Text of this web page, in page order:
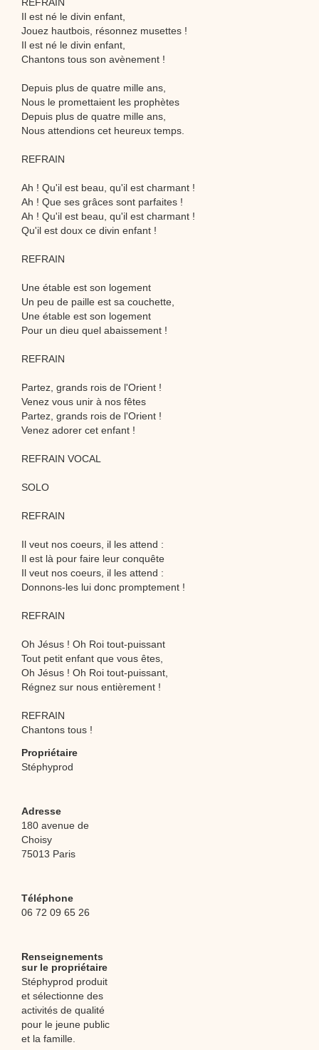
Il est né le divin enfant,
Jouez hautbois, résonnez musettes !
Il est né le divin enfant,
Chantons tous son avènement !
Depuis plus de quatre mille ans,
Nous le promettaient les prophètes
Depuis plus de quatre mille ans,
Nous attendions cet heureux temps.
REFRAIN
Ah ! Qu'il est beau, qu'il est charmant !
Ah ! Que ses grâces sont parfaites !
Ah ! Qu'il est beau, qu'il est charmant !
Qu'il est doux ce divin enfant !
REFRAIN
Une étable est son logement
Un peu de paille est sa couchette,
Une étable est son logement
Pour un dieu quel abaissement !
REFRAIN
Partez, grands rois de l'Orient !
Venez vous unir à nos fêtes
Partez, grands rois de l'Orient !
Venez adorer cet enfant !
REFRAIN VOCAL
SOLO
REFRAIN
Il veut nos coeurs, il les attend :
Il est là pour faire leur conquête
Il veut nos coeurs, il les attend :
Donnons-les lui donc promptement !
REFRAIN
Oh Jésus ! Oh Roi tout-puissant
Tout petit enfant que vous êtes,
Oh Jésus ! Oh Roi tout-puissant,
Régnez sur nous entièrement !
REFRAIN
Chantons tous !
Propriétaire
Stéphyprod
Adresse
180 avenue de
Choisy
75013 Paris
Téléphone
06 72 09 65 26
Renseignements
sur le propriétaire
Stéphyprod produit
et sélectionne des
activités de qualité
pour le jeune public
et la famille.